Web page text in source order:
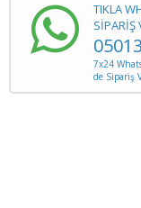
TIKLA
SİPARİŞ
7x24
de Sipariş